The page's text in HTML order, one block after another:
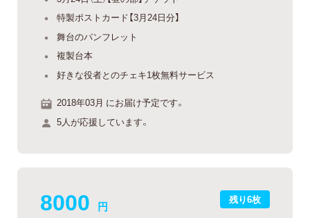
特製ポストカード【3月24日分】
舞台のパンフレット
複製台本
好きな役者とのチェキ1枚無料サービス
2018年03月 にお届け予定です。
5人が応援しています。
残り6枚
8000 円